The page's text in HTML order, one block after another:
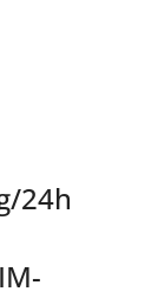
24h